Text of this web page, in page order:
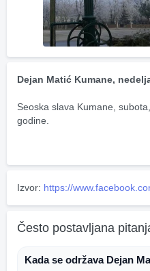
Dejan Matić Kumane,
Seoska slava Kumane,
godine.
Izvor: https://
Često postavljana
Kada se održava Dejan